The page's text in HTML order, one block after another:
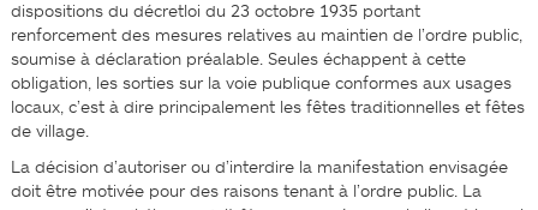
dispositions du décret­loi du 23 octobre 1935 portant
renforcement des mesures relatives au maintien de l’ordre public,
soumise à déclaration préalable. Seules échappent à cette
obligation, les sorties sur la voie publique conformes aux usages
locaux, c’est­ à­ dire principalement les fêtes traditionnelles et fêtes
de village.
La décision d’autoriser ou d’interdire la manifestation envisagée
doit être motivée pour des raisons tenant à l’ordre public. La